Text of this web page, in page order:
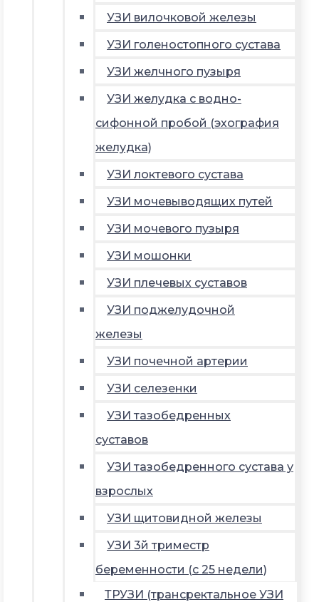
УЗИ вилочковой железы
УЗИ голеностопного сустава
УЗИ желчного пузыря
УЗИ желудка с водно-
сифонной пробой (эхография
желудка)
УЗИ локтевого сустава
УЗИ мочевыводящих путей
УЗИ мочевого пузыря
УЗИ мошонки
УЗИ плечевых суставов
УЗИ поджелудочной
железы
УЗИ почечной артерии
УЗИ селезенки
УЗИ тазобедренных
суставов
УЗИ тазобедренного сустава у
взрослых
УЗИ щитовидной железы
УЗИ 3й триместр
беременности (с 25 недели)
ТРУЗИ (трансректальное УЗИ